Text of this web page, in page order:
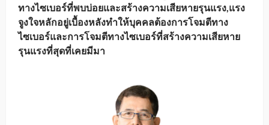
ทางไซเบอร์ที่พบบ่อยและสร้างความเสียหายรุนแรง,แรง
จูงใจหลักอยู่เบื้องหลังทำให้บุคคลต้องการโจมตีทาง
ไซเบอร์และการโจมตีทางไซเบอร์ที่สร้างความเสียหาย
รุนแรงที่สุดที่เคยมีมา